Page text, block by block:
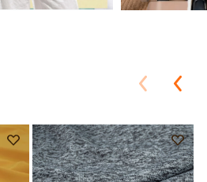
ANTISOLAR BASKET
REGULAR
Add
to
Wishlist
Add
to
Wishlist